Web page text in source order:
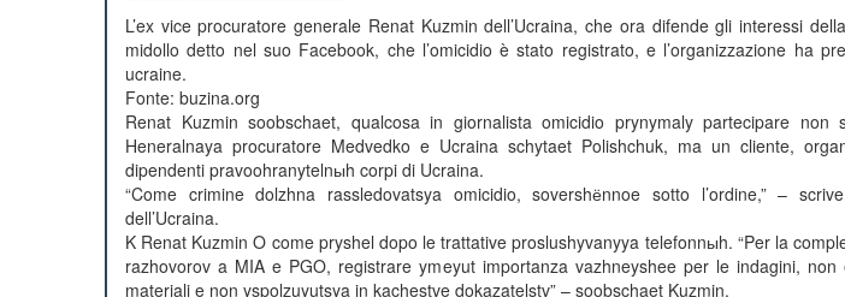
L’ex vice procuratore generale Renat Kuzmin dell’Ucraina, che ora difende gli interessi
midollo detto nel suo Facebook, che l’omicidio è stato registrato, e l’organizzazione ha
ucraine.
Fonte: buzina.org
Renat Kuzmin soobschaet, qualcosa in giornalista omicidio prynymaly partecipare non
Heneralnaya procuratore Medvedko e Ucraina schytaet Polishchuk, ma un cliente,
dipendenti pravoohranytelnыh corpi di Ucraina.
“Come crimine dolzhna rassledovatsya omicidio, sovershёnnoe sotto l’ordine,” –
dell’Ucraina.
K Renat Kuzmin O come pryshel dopo le trattative proslushyvanyya telefonnыh. “Per la
razhovorov a MIA e PGO, registrare ymeyut importanza vazhneyshee per le indagini,
materiali e non yspolzuyutsya in kachestve dokazatelstv” – soobschaet Kuzmin.